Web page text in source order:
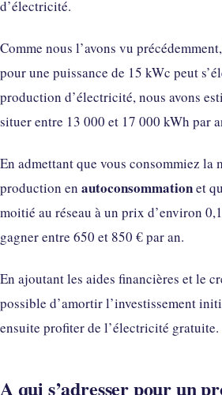
d’électricité.
Comme nous l’avons vu
pour une puissance de 15 kWc peut
production d’électricité, nous avons
situer entre 13 000 et 17 000 kWh par
En admettant que vous consommiez la
production en autoconsommationet
moitié au réseau à un prix d’environ
gagner entre 650 et 850 € par an.
En ajoutant les aides financières et le
possible d’amortir l’investissement
ensuite profiter de l’électricité gratuite.
A qui s’adresser pour un